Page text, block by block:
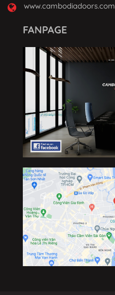
www.cambodiadoors.com
FANPAGE